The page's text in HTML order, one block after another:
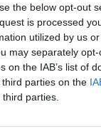
the below opt-out
is processed
utilized by us
may separately
the IAB’s list of
parties on the
parties.
de tenis,
años en
también
de
y la lucha